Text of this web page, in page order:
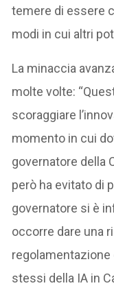
temere di essere
modi in cui altri
La minaccia
molte volte:
scoraggiare
momento in cui
governatore della
però ha evitato di
governatore si è
occorre dare una
regolamentazione
stessi della IA in